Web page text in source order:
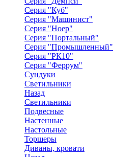
Серия "Куб"
Серия "Машинист"
Серия "Ноер"
Серия "Портальный"
Серия "Промышленный"
Серия "РК10"
Серия "Феррум"
Сундуки
Светильники
Назад
Светильники
Подвесные
Настенные
Настольные
Торшеры
Диваны, кровати